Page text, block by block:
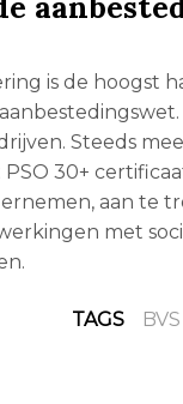
is de hoogst
Steeds
30+
aan te
met
TAGS